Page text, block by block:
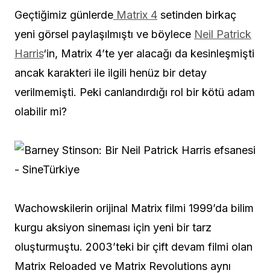
Geçtiğimiz günlerde Matrix 4 setinden birkaç
yeni görsel paylaşılmıştı ve böylece Neil Patrick
Harris‘in, Matrix 4’te yer alacağı da kesinleşmişti
ancak karakteri ile ilgili henüz bir detay
verilmemişti. Peki canlandırdığı rol bir kötü adam
olabilir mi?
Wachowskilerin orijinal Matrix filmi 1999’da bilim
kurgu aksiyon sineması için yeni bir tarz
oluşturmuştu. 2003’teki bir çift devam filmi olan
Matrix Reloaded ve Matrix Revolutions aynı